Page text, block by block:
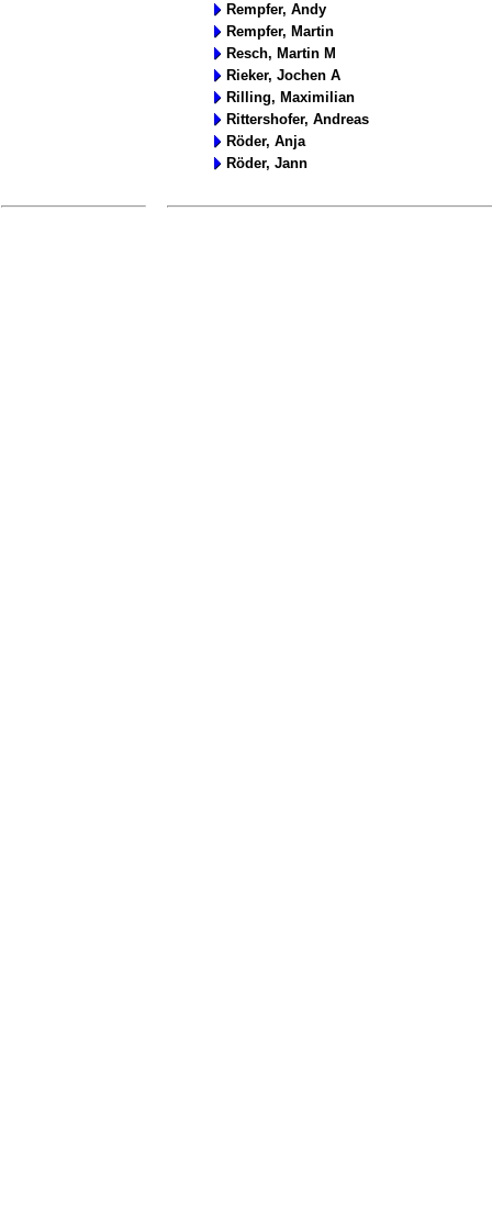
Rempfer, Andy
Rempfer, Martin
Resch, Martin M
Rieker, Jochen A
Rilling, Maximilian
Rittershofer, Andreas
Röder, Anja
Röder, Jann